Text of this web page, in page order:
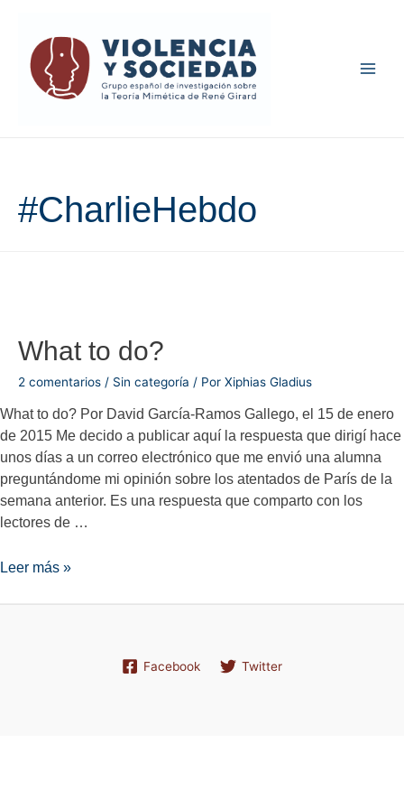
#CharlieHebdo
What to do?
2 comentarios / Sin categoría / Por Xiphias Gladius
What to do? Por David García-Ramos Gallego, el 15 de enero
de 2015 Me decido a publicar aquí la respuesta que dirigí hace
unos días a un correo electrónico que me envió una alumna
preguntándome mi opinión sobre los atentados de París de la
semana anterior. Es una respuesta que comparto con los
lectores de …
What
Leer más »
Facebook Twitter